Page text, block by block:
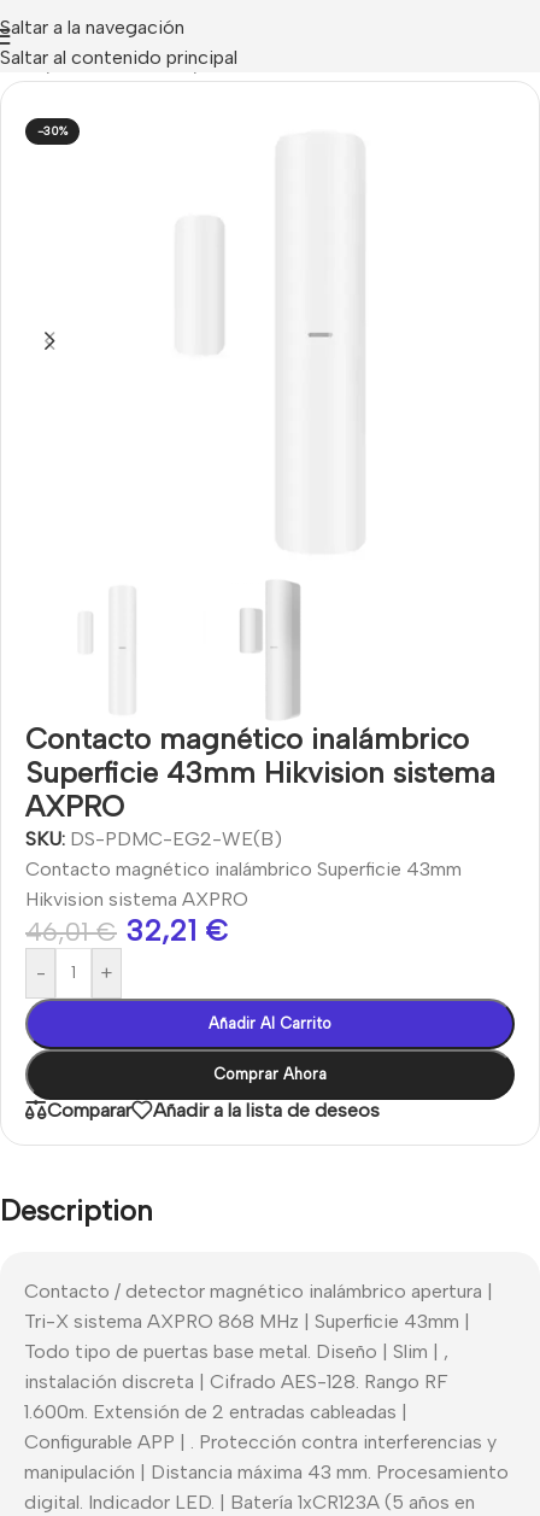
Saltar a la navegación
Saltar al contenido principal
Inicio Hikvision Alarms/Detectores AX-PRO
-30%
Contacto magnético inalámbrico
Superficie 43mm Hikvision sistema
AXPRO
SKU: DS-PDMC-EG2-WE(B)
Contacto magnético inalámbrico Superficie 43mm
Hikvision sistema AXPRO
46,01€ 32,21 €
- +
Añadir Al Carrito
Comprar Ahora
Comparar Añadir a la lista de deseos
Description
Contacto / detector magnético inalámbrico apertura |
Tri-X sistema AXPRO 868 MHz | Superficie 43mm |
Todo tipo de puertas base metal. Diseño | Slim | ,
instalación discreta | Cifrado AES-128. Rango RF
1.600m. Extensión de 2 entradas cableadas |
Configurable APP | . Protección contra interferencias y
manipulación | Distancia máxima 43 mm. Procesamiento
digital. Indicador LED. | Batería 1xCR123A (5 años en